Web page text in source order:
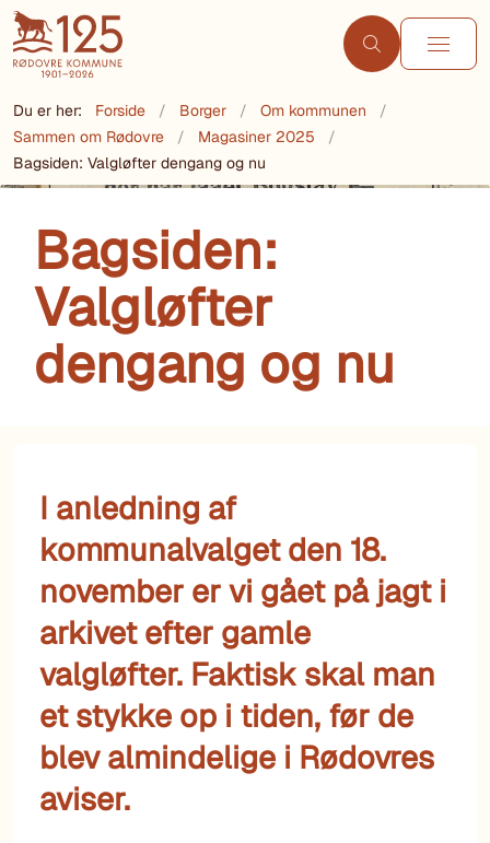
Du er her: Forside Borger
Om kommunen
Sammen om Rødovre
Magasiner 2025
Bagsiden: Valgløfter dengang og nu
Bagsiden:
Valgløfter
dengang og nu
I anledning af
kommunalvalget den 18.
november er vi gået på jagt i
arkivet efter gamle
valgløfter. Faktisk skal man
et stykke op i tiden, før de
blev almindelige i Rødovres
aviser.